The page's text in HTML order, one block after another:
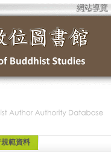
網站導覽
範資料